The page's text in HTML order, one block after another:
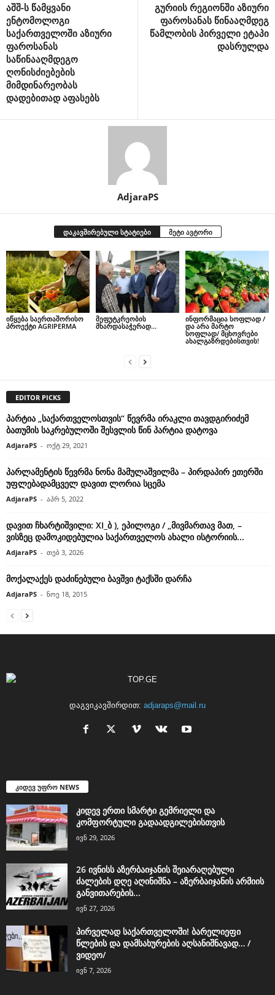
აშშ-ს წამყვანი
ენტომოლოგი
საქართველოში აზიური
ფაროსანას
საწინააღმდეგო
ღონისძიებების
მიმდინარეობას
დადებითად აფასებს
გურიის რეგიონში აზიური
ფაროსანას წინააღმდეგ
წამლობის პირველი ეტაპი
დასრულდა
AdjaraPS
დაკავშირებული სტატიები მეტი ავტორი
იწყება საერთაშორისო
პროექტი AGRIPERMA
მეფუტკრეობის
მხარდასაჭერად…
ინფორმაცია სოფლად /
და არა მარტო
სოფლად/ მცხოვრები
ახალგაზრდებისთვის!
EDITOR PICKS
პარტია „საქართველოსთვის“ წევრმა ირაკლი თავდგირიძემ
ბათუმის საკრებულოში შესვლის წინ პარტია დატოვა
AdjaraPS - ოქტ 29, 2021
პარლამენტის წევრმა ნონა მამულაშვილმა – პირდაპირ ეთერში
უფლებადამცველ დავით ლორია სცემა
AdjaraPS - აპრ 5, 2022
დავით ჩხარტიშვილი: XI_ბ ), ეპილოგი / „მივმართავ მათ, –
ვისზეც დამოკიდებულია საქართველოს ახალი ისტორიის...
AdjaraPS - თებ 3, 2026
მოქალაქეს დაძინებული ბავშვი ტაქსში დარჩა
AdjaraPS - ნოე 18, 2015
დაგვიკავშირდით: adjaraps@mail.ru
კიდევ უფრო NEWS
კიდევ ერთი სმარტი გემრიელი და
კომფორტული გადაადგილებისთვის
ივნ 29, 2026
26 ივნისს აზერბაიჯანის შეიარაღებული
ძალების დღე აღინიშნა – აზერბაიჯანის არმიის
განვითარების...
ივნ 27, 2026
პირველად საქართველოში! ბარელიეფი
წლების და დამსახურების აღსანიშნავად… /
ვიდეო/
ივნ 7, 2026